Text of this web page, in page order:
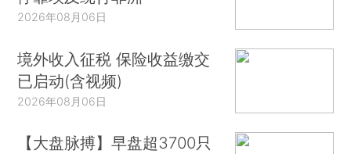
2026年08月06日
境外收入征税 保险收益缴交
已启动(含视频)
2026年08月06日
【大盘脉搏】早盘超3700只